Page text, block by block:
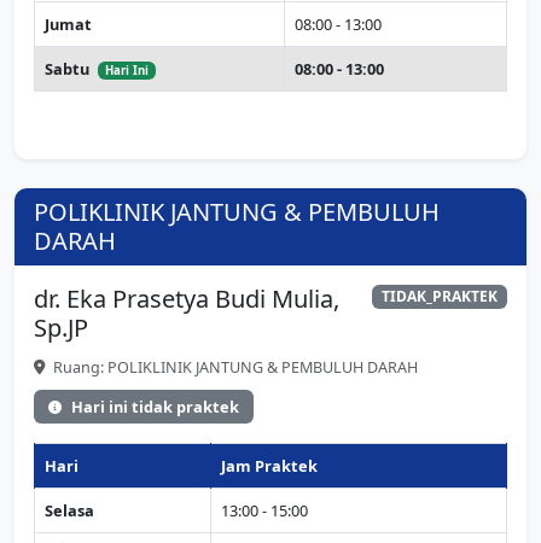
Jumat 08:00 - 13:00
Sabtu Hari Ini 08:00 - 13:00
POLIKLINIK JANTUNG & PEMBULUH
DARAH
dr. Eka Prasetya Budi Mulia,
Sp.JP
TIDAK_PRAKTEK
Ruang: POLIKLINIK JANTUNG & PEMBULUH DARAH
Hari ini tidak praktek
Hari Jam Praktek
Selasa 13:00 - 15:00